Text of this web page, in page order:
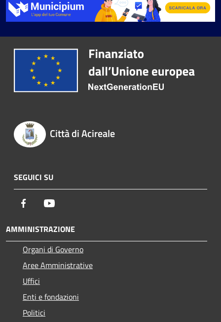
Città di Acireale
SEGUICI SU
Facebook
AMMINISTRAZIONE
Organi di Governo
Aree Amministrative
Uffici
Enti e fondazioni
Politici